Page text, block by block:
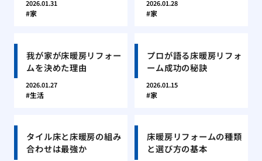
2026.01.31
家
2026.01.28
家
我が家が床暖房リフォー
ムを決めた理由
2026.01.27
生活
プロが語る床暖房リフォ
ーム成功の秘訣
2026.01.15
家
タイル床と床暖房の組み
合わせは最強か
床暖房リフォームの種類
と選び方の基本